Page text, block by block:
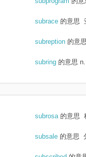
subrace 的意思
subreption 的意
subring 的意思
subrosa 的意思
subsale 的意思